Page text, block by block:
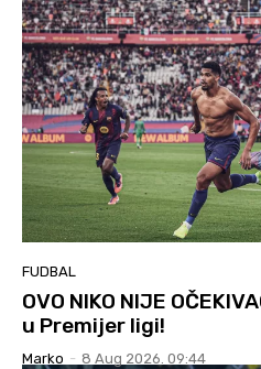
FUDBAL
OVO NIKO NIJE
u Premijer ligi!
Marko - 8 Aug 2026. 09:44